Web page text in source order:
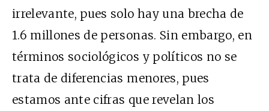
irrelevante, pues solo hay una brecha de
1.6 millones de personas. Sin embargo, en
términos sociológicos y políticos no se
trata de diferencias menores, pues
estamos ante cifras que revelan los